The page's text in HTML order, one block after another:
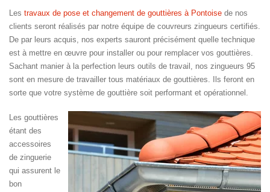
Les travaux de pose et changement de gouttières à Pontoise de nos
clients seront réalisés par notre équipe de couvreurs zingueurs certifiés.
De par leurs acquis, nos experts sauront précisément quelle technique
est à mettre en œuvre pour installer ou pour remplacer vos gouttières.
Sachant manier à la perfection leurs outils de travail, nos zingueurs 95
sont en mesure de travailler tous matériaux de gouttières. Ils feront en
sorte que votre système de gouttière soit performant et opérationnel.
Les gouttières
étant des
accessoires
de zinguerie
qui assurent le
bon